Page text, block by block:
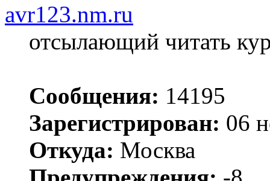
avr123.nm.ru
отсылающий читать
Сообщения: 14195
Зарегистрирован: 06
Откуда: Москва